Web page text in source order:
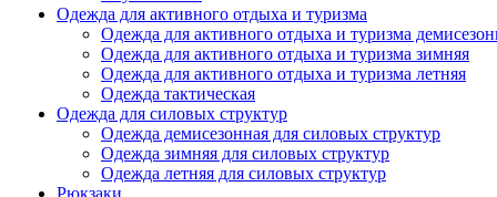
Одежда для активного отдыха и туризма
Одежда для активного отдыха и туризма
Одежда для активного отдыха и туризма зимняя
Одежда для активного отдыха и туризма летняя
Одежда тактическая
Одежда для силовых структур
Одежда демисезонная для силовых структур
Одежда зимняя для силовых структур
Одежда летняя для силовых структур
Рюкзаки